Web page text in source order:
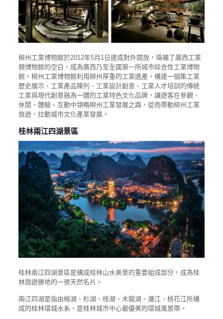
柳州工業博物館於2012年5月1日建成對外開放，填補了廣西工業
類博物館的空白，成為廣西乃至全國第一所城市綜合性工業博物
館。柳州工業博物館利用柳州厚重的工業遺產，構建一個集工業
歷史展示、工業產品陳列、工業設計創意、工業人才培訓的傳統
工業與現代創意融為一體的工業特色文化品牌，讓遊客在參觀、
休閒、體驗、互動中領略柳州工業發展之路，從而帶動柳州工業
旅遊，拉動城市文化產業發展。
桂林兩江四湖景區
桂林兩江四湖景區是構成桂林山水美景的重要組成部分，成為桂
林旅遊勝地的一張天然名片。
兩江四湖是指由榕湖、杉湖、桂湖、木龍湖、灕江、桃花江所構
成的桂林環城水系，是桂林城市中心最優美的環城風景帶。